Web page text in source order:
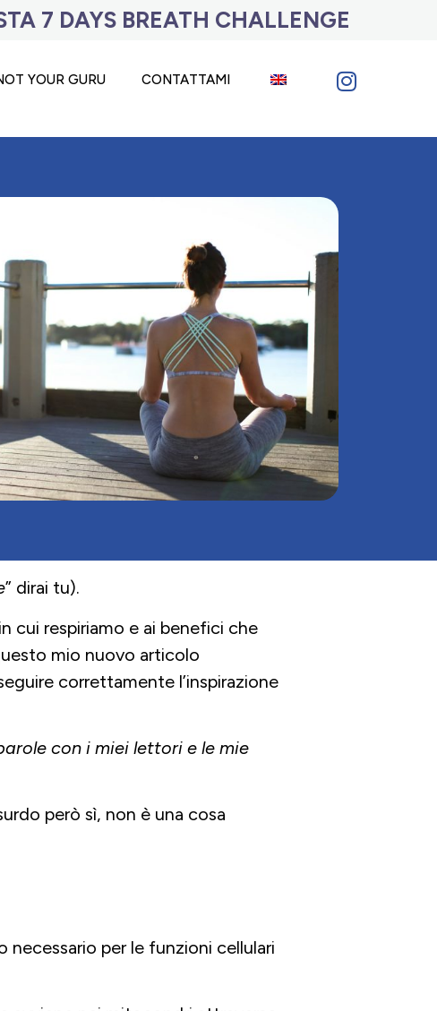
7 DAYS BREATH CHALLENGE​
YOUR GURU CONTATTAMI
” dirai tu).
cui respiriamo e ai benefici che
mio nuovo articolo
correttamente l’inspirazione
con i miei lettori e le mie
però sì, non è una cosa
per le funzioni cellulari